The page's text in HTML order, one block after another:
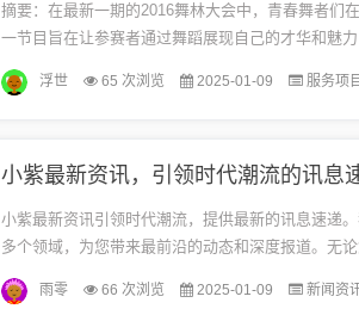
摘要：在最新一期的2016舞林大会中，青春舞者们
一节目旨在让参赛者通过舞蹈展现自己的才华和魅
觉盛宴。舞者们用他们的动作和表演，诠释了对舞
浮世 65 次浏览 2025-01-09 服务项目
小紫最新资讯，引领时代潮流的讯息
小紫最新资讯引领时代潮流，提供最新的讯息速递
多个领域，为您带来最前沿的动态和深度报道。无
技发展，小紫最新资讯都能满足您的需求。我们致
全...
雨零 66 次浏览 2025-01-09 新闻资